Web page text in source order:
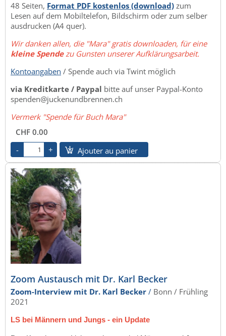
48 Seiten, Format PDF kostenlos (download) zum
Lesen auf dem Mobiltelefon, Bildschirm oder zum selber
ausdrucken (A4 quer).
Wir danken allen, die "Mara" gratis downloaden, für eine
kleine Spendezu Gunsten unserer Aufklärungsarbeit.
Kontoangaben / Spende auch via Twint möglich
via Kreditkarte / Paypal bitte auf unser Paypal-Konto
spenden@juckenundbrennen.ch
Vermerk "Spende für Buch Mara"
CHF 0.00
Ajouter au panier
Zoom Austausch mit Dr. Karl Becker
Zoom-Interview mit Dr. Karl Becker / Bonn / Frühling
2021
LS bei Männern und Jungs - ein Update